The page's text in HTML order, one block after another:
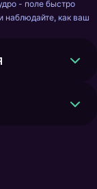
- поле быстро
наблюдайте, как ваш